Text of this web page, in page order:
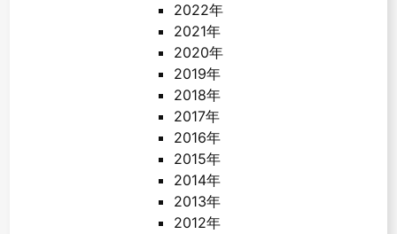
2022年
2021年
2020年
2019年
2018年
2017年
2016年
2015年
2014年
2013年
2012年